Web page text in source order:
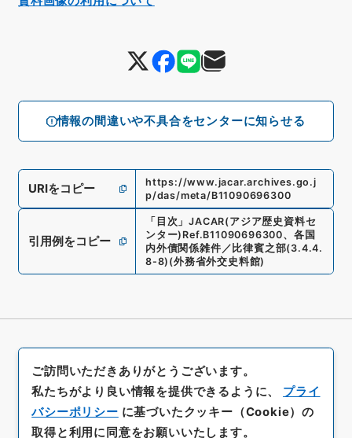
情報の間違いや不具合をセンターに知らせる
URIをコピー
https://www.jacar.archives.go.j
p/das/meta/B11090696300
引用例をコピー
「 目次 」JACAR(アジア歴史資料セ
ンター) Ref.B11090696300、 各国
内外債関係雑件／比律賓之部(3.4.4.
8-8) (外務省外交史料館)
ご訪問いただきありがとうございます。
私たちがより良い情報を提供できるように、 プライ
バシーポリシー に基づいたクッキー（Cookie）の
取得と利用に同意をお願いいたします。